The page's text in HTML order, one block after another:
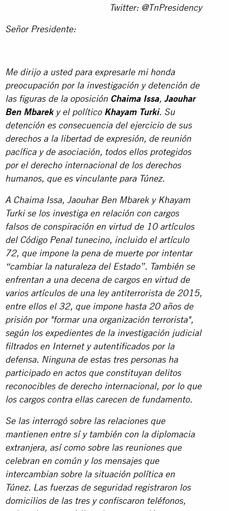
Twitter: @TnPresidency
Señor Presidente:
Me dirijo a usted para expresarle mi honda
preocupación por la investigación y detención de
las figuras de la oposición Chaima Issa, Jaouhar
Ben Mbareky el político Khayam Turki. Su
detención es consecuencia del ejercicio de sus
derechos a la libertad de expresión, de reunión
pacífica y de asociación, todos ellos protegidos
por el derecho internacional de los derechos
humanos, que es vinculante para Túnez.
A Chaima Issa, Jaouhar Ben Mbarek y Khayam
Turki se los investiga en relación con cargos
falsos de conspiración en virtud de 10 artículos
del Código Penal tunecino, incluido el artículo
72, que impone la pena de muerte por intentar
“cambiar la naturaleza del Estado”. También se
enfrentan a una decena de cargos en virtud de
varios artículos de una ley antiterrorista de 2015,
entre ellos el 32, que impone hasta 20 años de
prisión por "formar una organización terrorista",
según los expedientes de la investigación judicial
filtrados en Internet y autentificados por la
defensa. Ninguna de estas tres personas ha
participado en actos que constituyan delitos
reconocibles de derecho internacional, por lo que
los cargos contra ellas carecen de fundamento.
Se las interrogó sobre las relaciones que
mantienen entre sí y también con la diplomacia
extranjera, así como sobre las reuniones que
celebran en común y los mensajes que
intercambian sobre la situación política en
Túnez. Las fuerzas de seguridad registraron los
domicilios de las tres y confiscaron teléfonos,